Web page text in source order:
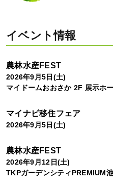
イベント情報
農林水産FEST
2026年9月5日(土)
マイドームおおさか 2F 展示ホ
マイナビ移住フェア
2026年9月5日(土)
農林水産FEST
2026年9月12日(土)
TKPガーデンシティPREMIUM